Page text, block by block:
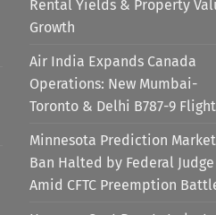
Rental Yields & Property
Growth
Air India Expands Canada
Operations: New Mumbai-
Toronto & Delhi B787-9
Minnesota Prediction Market
Ban Halted by Federal Judge
Amid CFTC Preemption